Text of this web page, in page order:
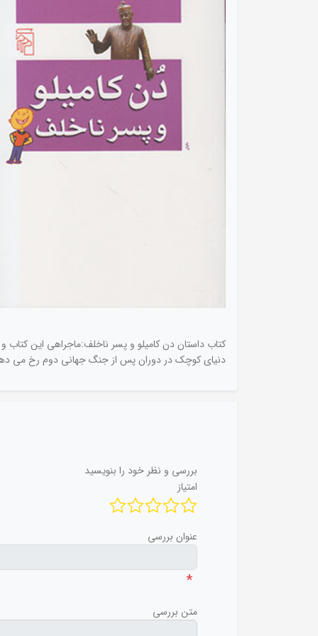
کتاب داستان دن کامیلو و پسر ناخلف:ماجراهی این کتاب
دنیای کوچک در دوران پس از جنگ جهانی دوم رخ می دهند
بررسی و نظر خود را بنویسید
امتیاز
عنوان بررسی
*
متن بررسی